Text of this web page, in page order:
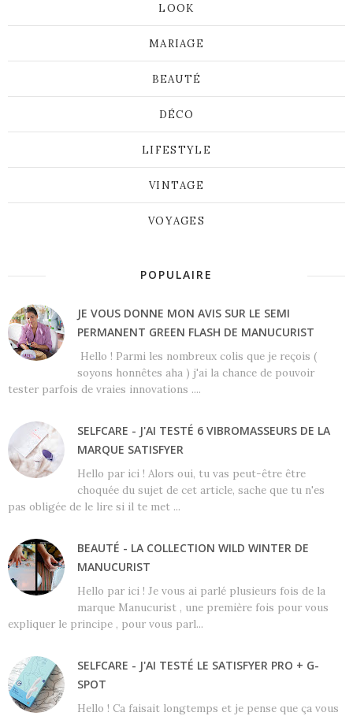
LOOK
MARIAGE
BEAUTÉ
DÉCO
LIFESTYLE
VINTAGE
VOYAGES
POPULAIRE
JE VOUS DONNE MON AVIS SUR LE SEMI
PERMANENT GREEN FLASH DE MANUCURIST
Hello ! Parmi les nombreux colis que je reçois (
soyons honnêtes aha ) j'ai la chance de pouvoir
tester parfois de vraies innovations ....
SELFCARE - J'AI TESTÉ 6 VIBROMASSEURS DE LA
MARQUE SATISFYER
Hello par ici ! Alors oui, tu vas peut-être être
choquée du sujet de cet article, sache que tu n'es
pas obligée de le lire si il te met ...
BEAUTÉ - LA COLLECTION WILD WINTER DE
MANUCURIST
Hello par ici ! Je vous ai parlé plusieurs fois de la
marque Manucurist , une première fois pour vous
expliquer le principe , pour vous parl...
SELFCARE - J'AI TESTÉ LE SATISFYER PRO + G-
SPOT
Hello ! Ca faisait longtemps et je pense que ça vous